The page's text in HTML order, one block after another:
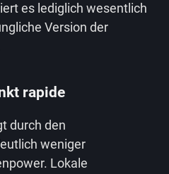
es lediglich wesentlich
Version der
rapide
durch den
weniger
Lokale